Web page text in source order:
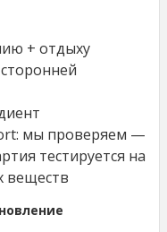
+ отдыху
мы проверяем —
тестируется на
веществ